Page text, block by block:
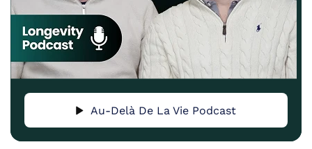
Au-Delà De La Vie Podcast